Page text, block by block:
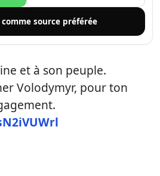
source préférée
et à son peuple.
Volodymyr, pour ton